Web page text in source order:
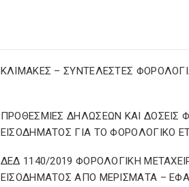
ΚΛΙΜΑΚΕΣ – ΣΥΝΤΕΛΕΣΤΕΣ
ΠΡΟΘΕΣΜΙΕΣ ΔΗΛΩΣΕΩΝ ΚΑΙ ΔΟΣΕΙΣ
ΕΙΣΟΔΗΜΑΤΟΣ ΓΙΑ ΤΟ ΦΟΡΟΛΟΓΙΚΟ
ΔΕΔ 1140/2019 ΦΟΡΟΛΟΓΙΚΗ
ΕΙΣΟΔΗΜΑΤΟΣ ΑΠΟ ΜΕΡΙΣΜΑΤΑ –